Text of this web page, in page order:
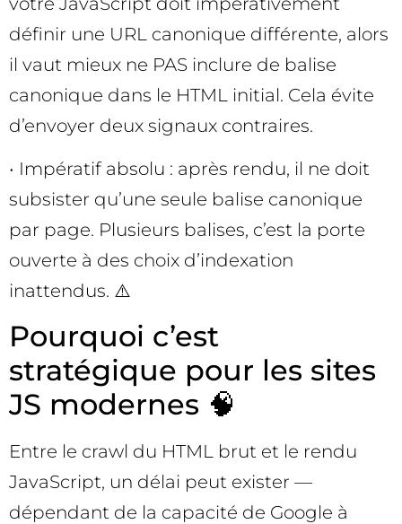
définir une URL canonique différente, alors
il vaut mieux ne PAS inclure de balise
canonique dans le HTML initial. Cela évite
d’envoyer deux signaux contraires.
• Impératif absolu : après rendu, il ne doit
subsister qu’une seule balise canonique
par page. Plusieurs balises, c’est la porte
ouverte à des choix d’indexation
inattendus. ⚠️
Pourquoi c’est
stratégique pour les sites
JS modernes 🧠
Entre le crawl du HTML brut et le rendu
JavaScript, un délai peut exister —
dépendant de la capacité de Google à